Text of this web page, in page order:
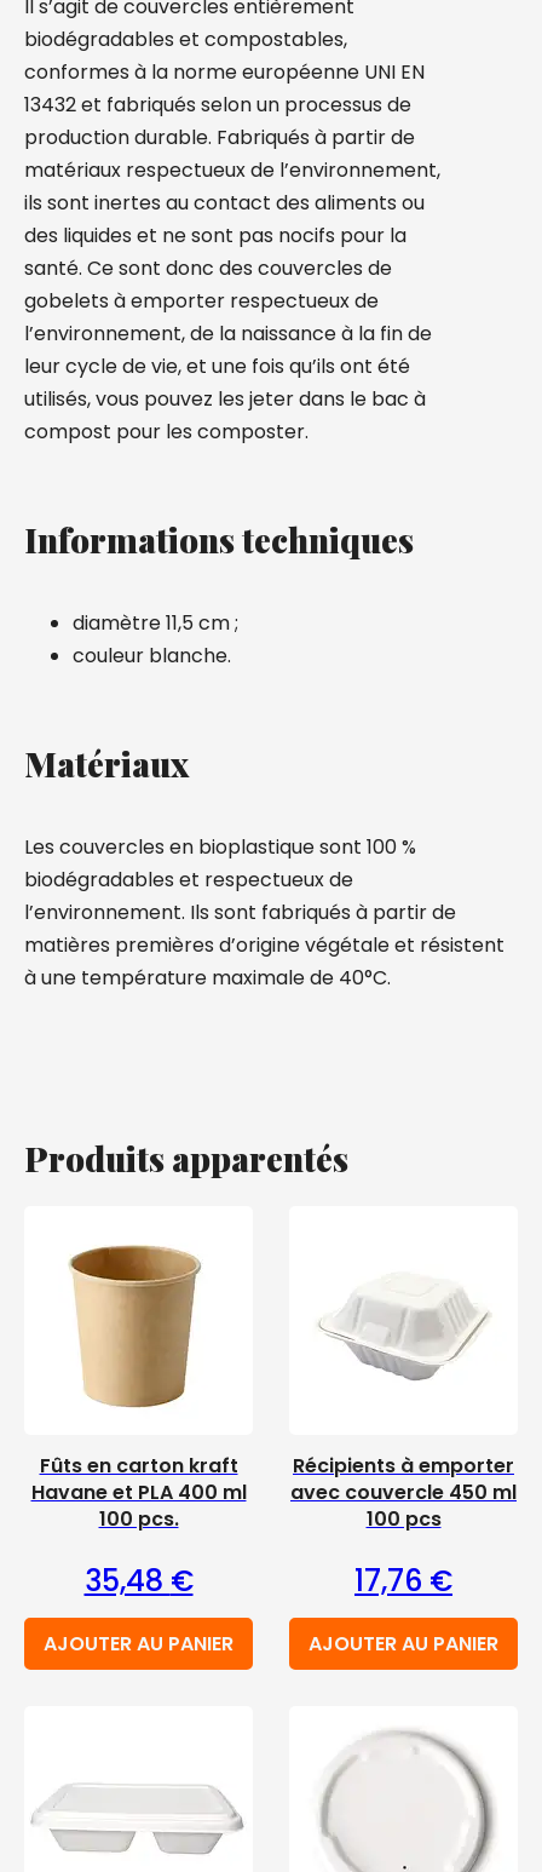
Il s’agit de couvercles entièrement
biodégradables et compostables,
conformes à la norme européenne UNI EN
13432 et fabriqués selon un processus de
production durable. Fabriqués à partir de
matériaux respectueux de l’environnement,
ils sont inertes au contact des aliments ou
des liquides et ne sont pas nocifs pour la
santé. Ce sont donc des couvercles de
gobelets à emporter respectueux de
l’environnement, de la naissance à la fin de
leur cycle de vie, et une fois qu’ils ont été
utilisés, vous pouvez les jeter dans le bac à
compost pour les composter.
Informations techniques
diamètre 11,5 cm ;
couleur blanche.
Matériaux
Les couvercles en bioplastique sont 100 %
biodégradables et respectueux de
l’environnement. Ils sont fabriqués à partir de
matières premières d’origine végétale et résistent
à une température maximale de 40°C.
Produits apparentés
Fûts en carton kraft
Havane et PLA 400 ml
100 pcs.
35,48 €
AJOUTER AU PANIER
Récipients à emporter
avec couvercle 450 ml
100 pcs
17,76 €
AJOUTER AU PANIER